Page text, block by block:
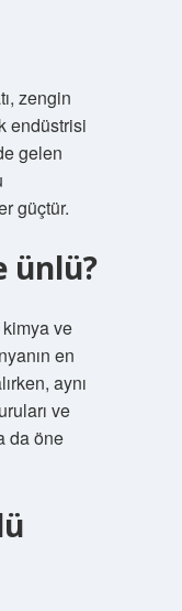
zengin
endüstrisi
gelen
güçtür.
ünlü?
ve
en
aynı
ve
da öne